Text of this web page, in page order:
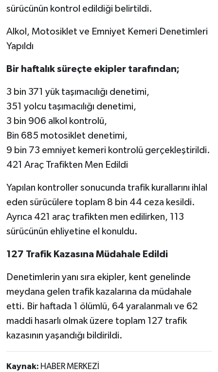
sürücünün kontrol edildiği belirtildi.
Alkol, Motosiklet ve Emniyet Kemeri Denetimleri
Yapıldı
Bir haftalık süreçte ekipler tarafından;
3 bin 371 yük taşımacılığı denetimi,
351 yolcu taşımacılığı denetimi,
3 bin 906 alkol kontrolü,
Bin 685 motosiklet denetimi,
9 bin 73 emniyet kemeri kontrolü gerçekleştirildi.
421 Araç Trafikten Men Edildi
Yapılan kontroller sonucunda trafik kurallarını ihlal
eden sürücülere toplam 8 bin 44 ceza kesildi.
Ayrıca 421 araç trafikten men edilirken, 113
sürücünün ehliyetine el konuldu.
127 Trafik Kazasına Müdahale Edildi
Denetimlerin yanı sıra ekipler, kent genelinde
meydana gelen trafik kazalarına da müdahale
etti. Bir haftada 1 ölümlü, 64 yaralanmalı ve 62
maddi hasarlı olmak üzere toplam 127 trafik
kazasının yaşandığı bildirildi.
Kaynak: HABER MERKEZİ